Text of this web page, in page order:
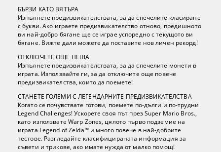
БЪРЗИ КАТО ВЯТЪРА
Изпълнете предизвикателствата, за да спечелите класиране
с букви. Ако играете предизвикателство отново, предишното
ви най-добро бягане ще се играе успоредно с текущото ви
бягане. Вижте дали можете да поставите нов личен рекорд!
ОТКЛЮЧЕТЕ ОЩЕ НЕЩА
Изпълнете предизвикателствата, за да спечелите монети в
играта. Използвайте ги, за да отключите още повече
предизвикателства, които да поемете!
СТАНЕТЕ ГОЛЕМИ С ЛЕГЕНДАРНИТЕ ПРЕДИЗВИКАТЕЛСТВА
Когато се почувствате готови, поемете по-дълги и по-трудни
Legend Challenges! Ускорете своя път през Super Mario Bros.,
като използвате Warp Zones, цялото първо подземие на
играта Legend of Zelda™ и много повече в най-добрите
тестове. Разгледайте класифицираната информация за
съвети и трикове, ако имате нужда от малко помощ!